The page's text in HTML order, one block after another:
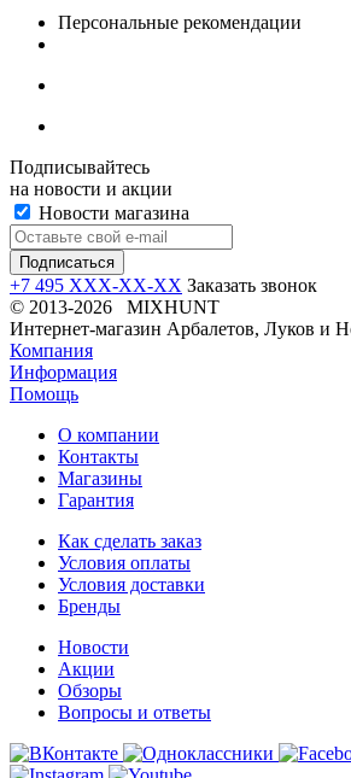
Персональные рекомендации
Подписывайтесь
на новости и акции
Новости магазина
+7 495 XXX-XX-XX Заказать звонок
© 2013-2026 MIXHUNT
Интернет-магазин Арбалетов, Луков и
Компания
Информация
Помощь
О компании
Контакты
Магазины
Гарантия
Как сделать заказ
Условия оплаты
Условия доставки
Бренды
Новости
Акции
Обзоры
Вопросы и ответы